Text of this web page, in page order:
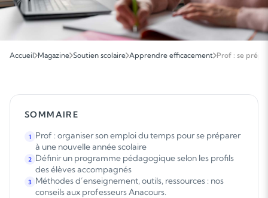
Accueil Magazine Soutien scolaire Apprendre efficacement Prof : se
SOMMAIRE
1
Prof : organiser son emploi du temps pour se préparer
à une nouvelle année scolaire
2 Définir un programme pédagogique selon les profils
des élèves accompagnés
3 Méthodes d’enseignement, outils, ressources : nos
conseils aux professeurs Anacours.